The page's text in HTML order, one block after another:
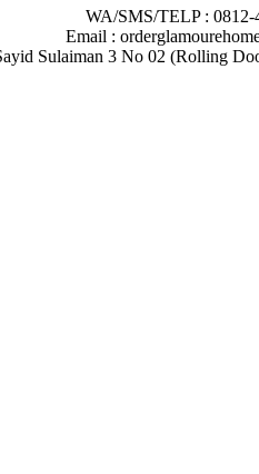
WA/SMS/TELP : 0812-
Email :
Sulaiman 3 No 02 (Rolling